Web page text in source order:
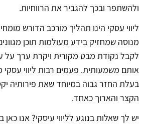
ולהשתפר ובכך להגביר את הרווחיות.
ליווי עסקי הינו תהליך מורכב הדורש
מנוסה שמחזיק בידע מעולמות תוכן
לקבל נקודת מבט מקורית ויקרת ערך על
אותם משמעותית. פעמים רבות ליווי
בעלת החזר גבוה במיוחד שאת פירותיה
הקצר והארוך כאחד.
יש לך שאלות בנוגע לליווי עיסקי? אנו כאן